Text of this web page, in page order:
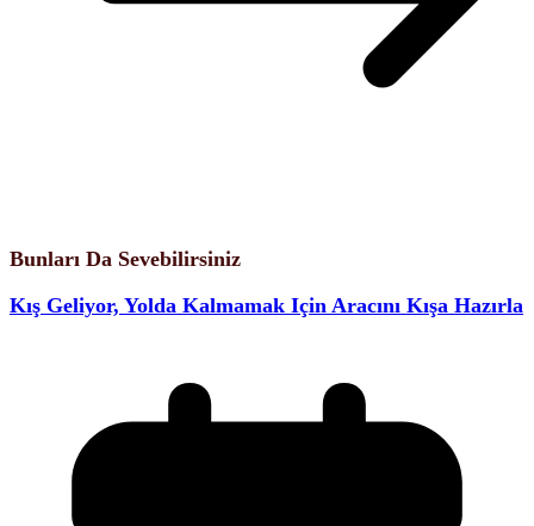
Bunları Da Sevebilirsiniz
Kış Geliyor, Yolda Kalmamak Için Aracını Kışa Hazırla